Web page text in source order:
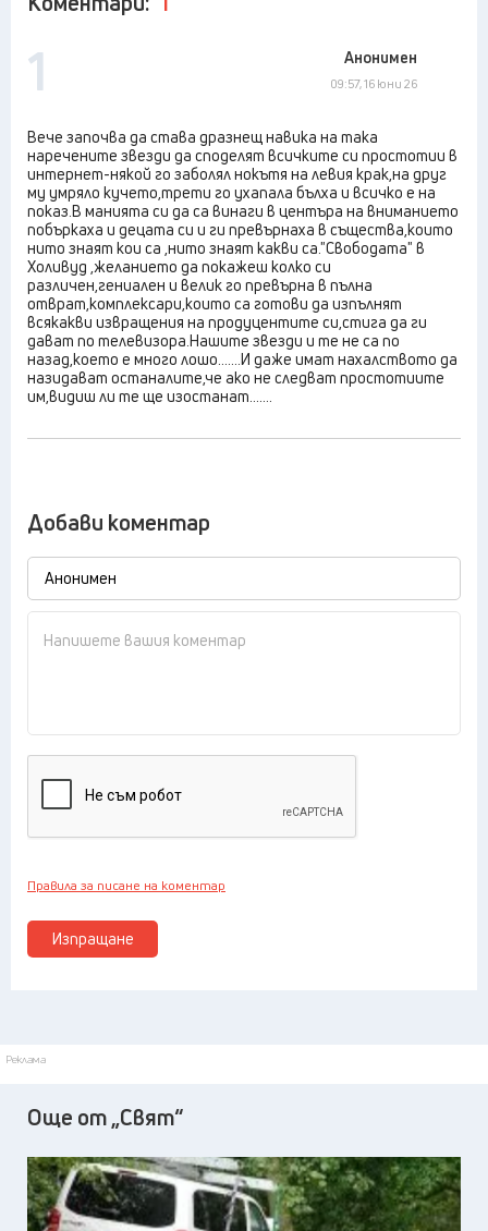
1 Анонимен
09:57, 16 юни 26
Вече започва да става дразнещ навика на така
наречените звезди да споделят всичките си простотии в
интернет-някой го заболял нокътя на левия крак,на друг
му умряло кучето,трети го ухапала бълха и всичко е на
показ.В манията си да са винаги в центъра на вниманието
побъркаха и децата си и ги превърнаха в същества,които
нито знаят кои са ,нито знаят какви са."Свободата" в
Холивуд ,желанието да покажеш колко си
различен,гениален и велик го превърна в пълна
отврат,комплексари,които са готови да изпълнят
всякакви извращения на продуцентите си,стига да ги
дават по телевизора.Нашите звезди и те не са по
назад,което е много лошо.......И даже имат нахалството да
назидават останалите,че ако не следват простотиите
им,видиш ли те ще изостанат.......
Добави коментар
Изпращане
Правила за писане на коментар
Реклама
Още от „Свят“